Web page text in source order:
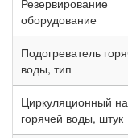
Резервирование
оборудование
Подогреватель
воды, тип
Циркуляционный
горячей воды, штук